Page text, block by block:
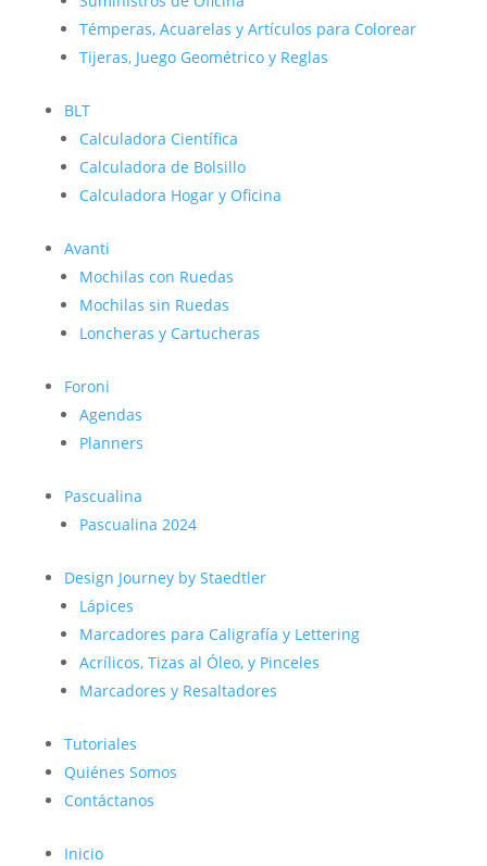
Témperas, Acuarelas y Artículos para Colorear
Tijeras, Juego Geométrico y Reglas
BLT
Calculadora Científica
Calculadora de Bolsillo
Calculadora Hogar y Oficina
Avanti
Mochilas con Ruedas
Mochilas sin Ruedas
Loncheras y Cartucheras
Foroni
Agendas
Planners
Pascualina
Pascualina 2024
Design Journey by Staedtler
Lápices
Marcadores para Caligrafía y Lettering
Acrílicos, Tizas al Óleo, y Pinceles
Marcadores y Resaltadores
Tutoriales
Quiénes Somos
Contáctanos
Inicio